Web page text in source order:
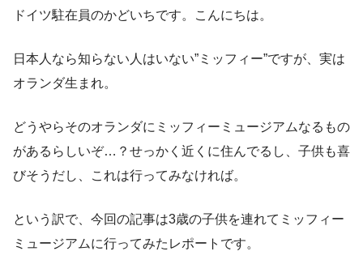
ドイツ駐在員のかどいちです。こんにちは。
日本人なら知らない人はいない”ミッフィー”ですが、実は
オランダ生まれ。
どうやらそのオランダにミッフィーミュージアムなるもの
があるらしいぞ…？せっかく近くに住んでるし、子供も喜
びそうだし、これは行ってみなければ。
という訳で、今回の記事は3歳の子供を連れてミッフィー
ミュージアムに行ってみたレポートです。